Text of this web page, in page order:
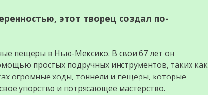
этот творец создал по-
пещеры в Нью-Мексико. В свои 67 лет он
простых подручных инструментов, таких как
огромные ходы, тоннели и пещеры, которые
упорство и потрясающее мастерство.